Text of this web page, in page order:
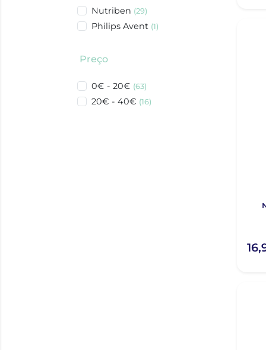
Nutriben (29)
Philips Avent (1)
Preço
0€ - 20€ (63)
20€ - 40€ (16)